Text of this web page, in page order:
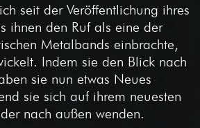
seit der Veröffentlichung ihres
ihnen den Ruf als eine der
Metalbands einbrachte,
Indem sie den Blick nach
sie nun etwas Neues
sie sich auf ihrem neuesten
nach außen wenden.